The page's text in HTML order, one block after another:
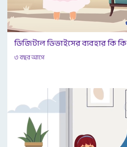
ডিজিটাল ডিভাইসের ব্যবহার কি কি
৩ বছর আগে